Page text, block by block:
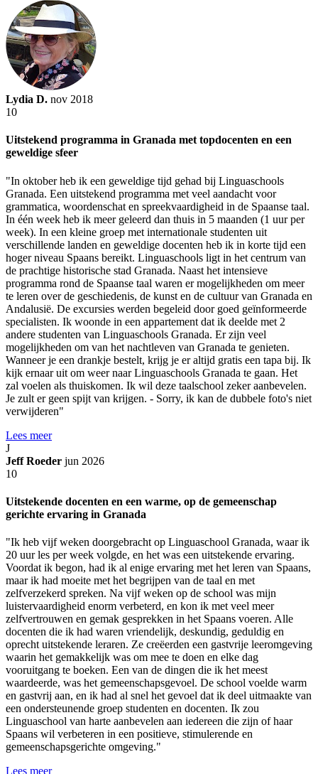
Lydia D. nov 2018
10
Uitstekend programma in Granada met topdocenten en een
geweldige sfeer
"In oktober heb ik een geweldige tijd gehad bij Linguaschools
Granada. Een uitstekend programma met veel aandacht voor
grammatica, woordenschat en spreekvaardigheid in de Spaanse taal.
In één week heb ik meer geleerd dan thuis in 5 maanden (1 uur per
week). In een kleine groep met internationale studenten uit
verschillende landen en geweldige docenten heb ik in korte tijd een
hoger niveau Spaans bereikt. Linguaschools ligt in het centrum van
de prachtige historische stad Granada. Naast het intensieve
programma rond de Spaanse taal waren er mogelijkheden om meer
te leren over de geschiedenis, de kunst en de cultuur van Granada en
Andalusië. De excursies werden begeleid door goed geïnformeerde
specialisten. Ik woonde in een appartement dat ik deelde met 2
andere studenten van Linguaschools Granada. Er zijn veel
mogelijkheden om van het nachtleven van Granada te genieten.
Wanneer je een drankje bestelt, krijg je er altijd gratis een tapa bij. Ik
kijk ernaar uit om weer naar Linguaschools Granada te gaan. Het
zal voelen als thuiskomen. Ik wil deze taalschool zeker aanbevelen.
Je zult er geen spijt van krijgen. - Sorry, ik kan de dubbele foto's niet
verwijderen"
Lees meer
J
Jeff Roeder jun 2026
10
Uitstekende docenten en een warme, op de gemeenschap
gerichte ervaring in Granada
"Ik heb vijf weken doorgebracht op Linguaschool Granada, waar ik
20 uur les per week volgde, en het was een uitstekende ervaring.
Voordat ik begon, had ik al enige ervaring met het leren van Spaans,
maar ik had moeite met het begrijpen van de taal en met
zelfverzekerd spreken. Na vijf weken op de school was mijn
luistervaardigheid enorm verbeterd, en kon ik met veel meer
zelfvertrouwen en gemak gesprekken in het Spaans voeren. Alle
docenten die ik had waren vriendelijk, deskundig, geduldig en
oprecht uitstekende leraren. Ze creëerden een gastvrije leeromgeving
waarin het gemakkelijk was om mee te doen en elke dag
vooruitgang te boeken. Een van de dingen die ik het meest
waardeerde, was het gemeenschapsgevoel. De school voelde warm
en gastvrij aan, en ik had al snel het gevoel dat ik deel uitmaakte van
een ondersteunende groep studenten en docenten. Ik zou
Linguaschool van harte aanbevelen aan iedereen die zijn of haar
Spaans wil verbeteren in een positieve, stimulerende en
gemeenschapsgerichte omgeving."
Lees meer